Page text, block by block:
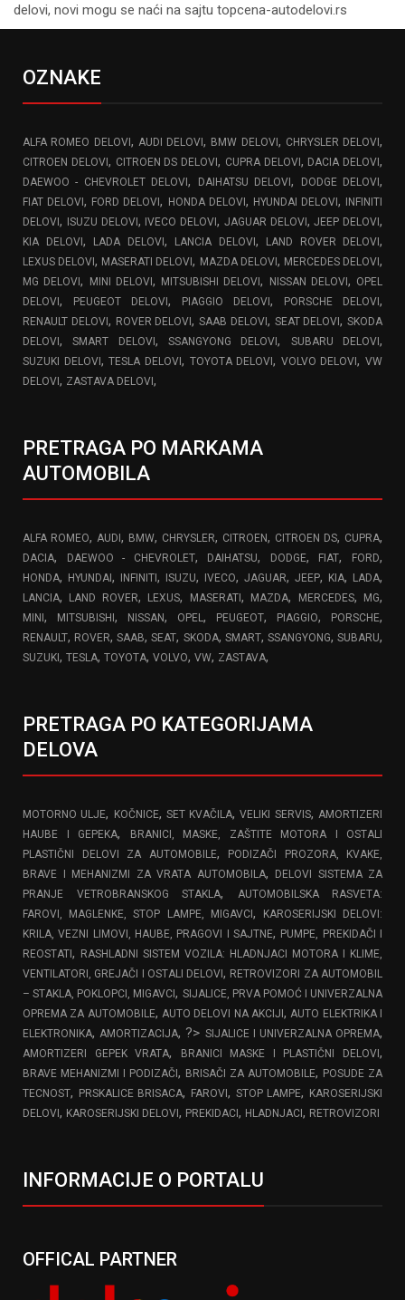
delovi, novi mogu se naći na sajtu topcena-autodelovi.rs
OZNAKE
ALFA ROMEO DELOVI, AUDI DELOVI, BMW DELOVI, CHRYSLER DELOVI,
CITROEN DELOVI, CITROEN DS DELOVI, CUPRA DELOVI, DACIA DELOVI,
DAEWOO - CHEVROLET DELOVI, DAIHATSU DELOVI, DODGE DELOVI,
FIAT DELOVI, FORD DELOVI, HONDA DELOVI, HYUNDAI DELOVI, INFINITI
DELOVI, ISUZU DELOVI, IVECO DELOVI, JAGUAR DELOVI,JEEP DELOVI,
KIA DELOVI, LADA DELOVI, LANCIA DELOVI, LAND ROVER DELOVI,
LEXUS DELOVI, MASERATI DELOVI, MAZDA DELOVI, MERCEDES DELOVI,
MG DELOVI, MINI DELOVI, MITSUBISHI DELOVI, NISSAN DELOVI, OPEL
DELOVI, PEUGEOT DELOVI, PIAGGIO DELOVI, PORSCHE DELOVI,
RENAULT DELOVI, ROVER DELOVI, SAAB DELOVI, SEAT DELOVI, SKODA
DELOVI,SMART DELOVI,SSANGYONG DELOVI, SUBARU DELOVI,
SUZUKI DELOVI,TESLA DELOVI, TOYOTA DELOVI, VOLVO DELOVI, VW
DELOVI, ZASTAVA DELOVI,
PRETRAGA PO MARKAMA
AUTOMOBILA
ALFA ROMEO, AUDI, BMW, CHRYSLER, CITROEN, CITROEN DS, CUPRA,
DACIA, DAEWOO - CHEVROLET, DAIHATSU, DODGE, FIAT, FORD,
HONDA, HYUNDAI, INFINITI, ISUZU, IVECO, JAGUAR, JEEP, KIA, LADA,
LANCIA, LAND ROVER, LEXUS, MASERATI, MAZDA, MERCEDES, MG,
MINI, MITSUBISHI, NISSAN, OPEL, PEUGEOT, PIAGGIO, PORSCHE,
RENAULT, ROVER,SAAB,SEAT, SKODA, SMART, SSANGYONG,SUBARU,
SUZUKI, TESLA, TOYOTA, VOLVO, VW, ZASTAVA,
PRETRAGA PO KATEGORIJAMA
DELOVA
MOTORNO ULJE, KOČNICE, SET KVAČILA,VELIKI SERVIS,AMORTIZERI
HAUBE I GEPEKA,
BRANICI, MASKE, ZAŠTITE MOTORA I OSTALI
PLASTIČNI DELOVI ZA AUTOMOBILE,
PODIZAČI PROZORA, KVAKE,
BRAVE I MEHANIZMI ZA VRATA AUTOMOBILA,
DELOVI SISTEMA ZA
PRANJE VETROBRANSKOG STAKLA,
AUTOMOBILSKA RASVETA:
FAROVI, MAGLENKE, STOP LAMPE, MIGAVCI,
KAROSERIJSKI DELOVI:
KRILA, VEZNI LIMOVI, HAUBE, PRAGOVI I SAJTNE, PUMPE, PREKIDAČI I
REOSTATI, RASHLADNI SISTEM VOZILA: HLADNJACI MOTORA I KLIME,
VENTILATORI, GREJAČI I OSTALI DELOVI, RETROVIZORI ZA AUTOMOBIL
– STAKLA, POKLOPCI, MIGAVCI, SIJALICE, PRVA POMOĆ I UNIVERZALNA
OPREMA ZA AUTOMOBILE,AUTO DELOVI NA AKCIJI,AUTO ELEKTRIKA I
ELEKTRONIKA,AMORTIZACIJA, ?> SIJALICE I UNIVERZALNA OPREMA,
AMORTIZERI GEPEK VRATA, BRANICI MASKE I PLASTIČNI DELOVI,
BRAVE MEHANIZMI I PODIZAČI, BRISAČI ZA AUTOMOBILE, POSUDE ZA
TECNOST, PRSKALICE BRISACA, FAROVI, STOP LAMPE, KAROSERIJSKI
DELOVI, KAROSERIJSKI DELOVI, PREKIDACI, HLADNJACI, RETROVIZORI
INFORMACIJE O PORTALU
OFFICAL PARTNER